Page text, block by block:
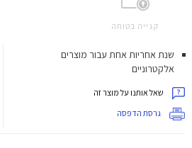
קנייה בטוחה
שנת אחריות אחת עבור מוצרים
אלקטרוניים
שאל אותנו על מוצר זה
גרסת הדפסה